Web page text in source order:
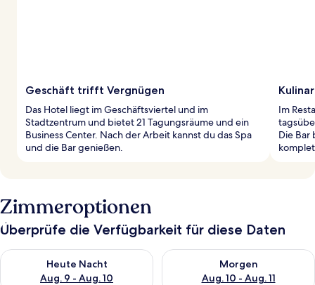
Geschäft trifft Vergnügen
Das Hotel liegt im Geschäftsviertel und im
Stadtzentrum und bietet 21 Tagungsräume und ein
Business Center. Nach der Arbeit kannst du das Spa
und die Bar genießen.
Im
Die Bar
Zimmeroptionen
Überprüfe die Verfügbarkeit für diese Daten
Heute Nacht
Aug. 9 - Aug. 10
Überprüfe die Verfügbarkeit für heute Nacht, Aug. 9 - Aug.
Morgen
Aug. 10 - Aug. 11
Überprüfe die Verfügbarkeit